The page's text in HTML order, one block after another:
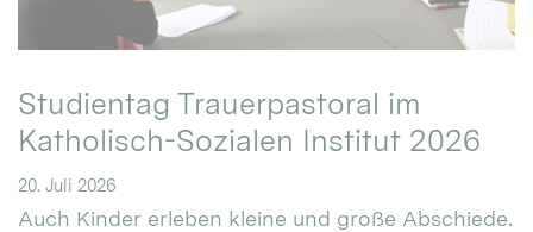
Studientag Trauerpastoral im
Katholisch-Sozialen Institut 2026
20. Juli 2026
Auch Kinder erleben kleine und große Abschiede.